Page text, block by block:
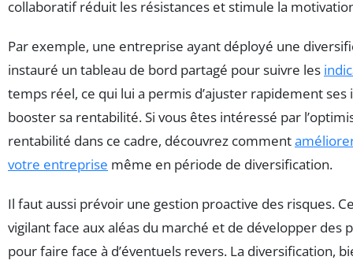
collaboratif réduit les résistances et stimule la
Par exemple, une entreprise ayant déployé une
instauré un tableau de bord partagé pour suivre les
temps réel, ce qui lui a permis d’ajuster rapidement
booster sa rentabilité. Si vous êtes intéressé par
rentabilité dans ce cadre, découvrez comment
votre entreprise même en période de diversification.
Il faut aussi prévoir une gestion proactive des risques.
vigilant face aux aléas du marché et de développer des
pour faire face à d’éventuels revers. La diversification,